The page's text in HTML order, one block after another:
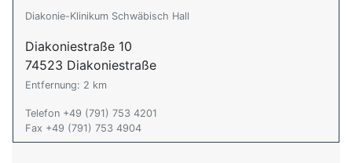
Diakonie-Klinikum Schwäbisch Hall
Diakoniestraße 10
74523 Diakoniestraße
Entfernung: 2 km
Telefon +49 (791) 753 4201
Fax +49 (791) 753 4904